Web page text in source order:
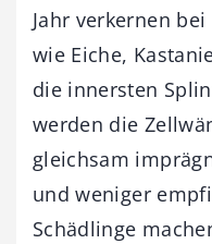
Jahr verkernen
wie Eiche,
die innersten
werden die
gleichsam
und weniger
Schädlinge